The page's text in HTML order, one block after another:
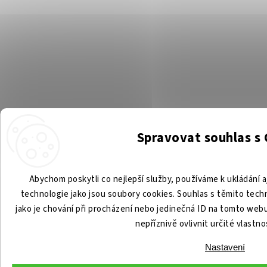
Spravovat souhlas s
Abychom poskytli co nejlepší služby, používáme k
technologie jako jsou soubory cookies. Souhlas s těmito
jako je chování při procházení nebo jedinečná ID na tomto
nepříznivě ovlivnit určité
Nastavení